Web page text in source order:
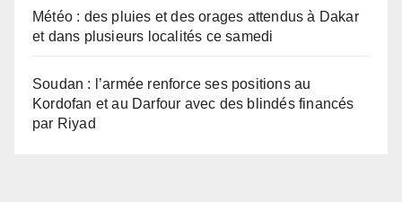
Météo : des pluies et des orages attendus à Dakar
et dans plusieurs localités ce samedi
Soudan : l’armée renforce ses positions au
Kordofan et au Darfour avec des blindés financés
par Riyad